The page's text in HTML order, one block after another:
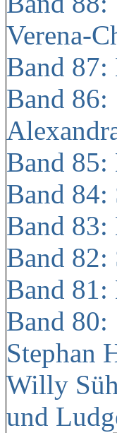
Verena-
Band 87:
Band 86:
Band
Band
Band
Band 82:
Band
Band 80:
Stephan
Willy
und